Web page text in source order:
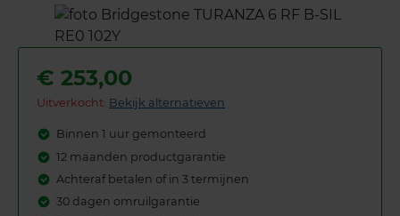
€ 253,00
Uitverkocht: Bekijk alternatieven
Binnen 1 uur gemonteerd
12 maanden productgarantie
Achteraf betalen of in 3 termijnen
30 dagen omruilgarantie